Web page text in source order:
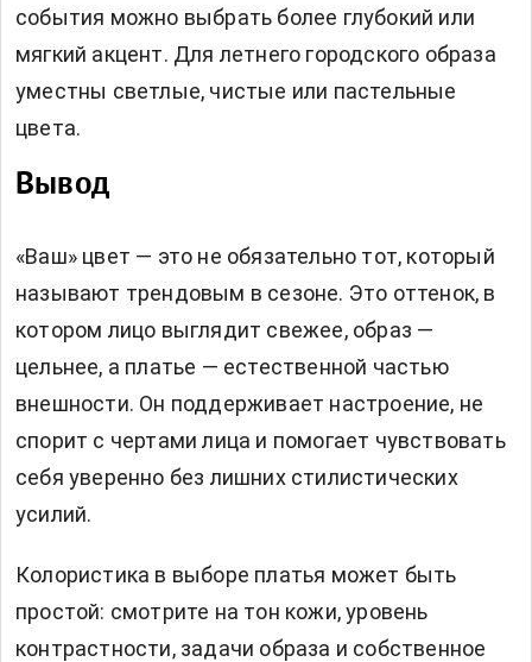
события можно выбрать более глубокий или
мягкий акцент. Для летнего городского образа
уместны светлые, чистые или пастельные
цвета.
Вывод
«Ваш» цвет — это не обязательно тот, который
называют трендовым в сезоне. Это оттенок, в
котором лицо выглядит свежее, образ —
цельнее, а платье — естественной частью
внешности. Он поддерживает настроение, не
спорит с чертами лица и помогает чувствовать
себя уверенно без лишних стилистических
усилий.
Колористика в выборе платья может быть
простой: смотрите на тон кожи, уровень
контрастности, задачи образа и собственное